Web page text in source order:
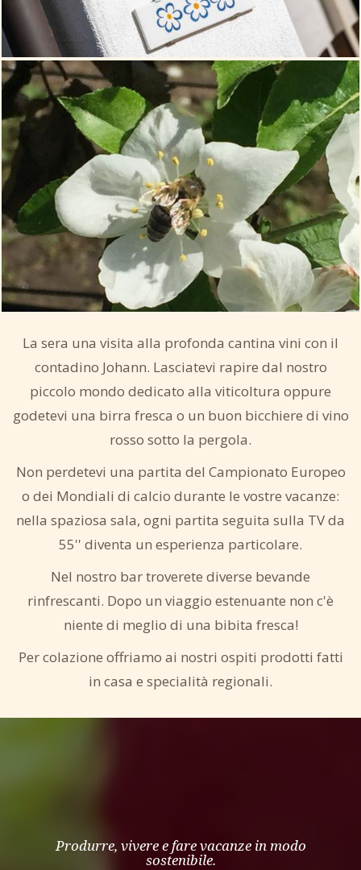
La sera una visita alla profonda cantina vini con il
contadino Johann. Lasciatevi rapire dal nostro
piccolo mondo dedicato alla viticoltura oppure
godetevi una birra fresca o un buon bicchiere di vino
rosso sotto la pergola.
Non perdetevi una partita del Campionato Europeo
o dei Mondiali di calcio durante le vostre vacanze:
nella spaziosa sala, ogni partita seguita sulla TV da
55'' diventa un esperienza particolare.
Nel nostro bar troverete diverse bevande
rinfrescanti. Dopo un viaggio estenuante non c'è
niente di meglio di una bibita fresca!
Per colazione offriamo ai nostri ospiti prodotti fatti
in casa e specialità regionali.
Produrre, vivere e fare vacanze in modo
sostenibile.